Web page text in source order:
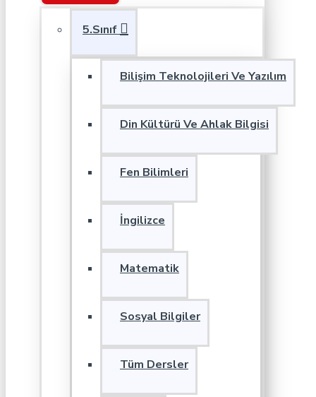
5.Sınıf
Bilişim Teknolojileri Ve Yazılım
Din Kültürü Ve Ahlak Bilgisi
Fen Bilimleri
İngilizce
Matematik
Sosyal Bilgiler
Tüm Dersler